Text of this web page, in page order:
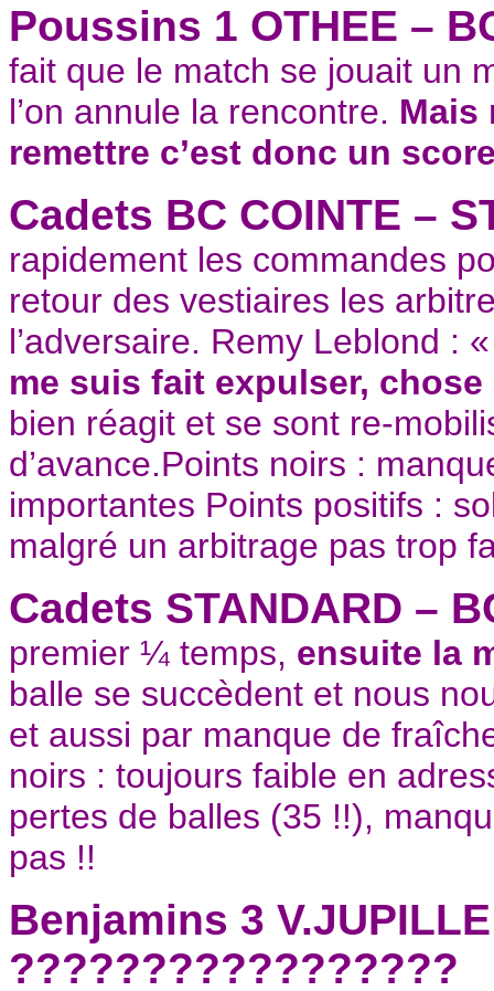
Poussins 1 OTHEE –
fait que le match se jouait un
l’on annule la rencontre. Mais
remettre c’est donc un
Cadets BC COINTE –
rapidement les commandes
retour des vestiaires les
l’adversaire. Remy Leblond :
me suis fait expulser,
bien réagit et se sont re-
d’avance.Points noirs :
importantes Points positifs :
malgré un arbitrage pas trop
Cadets STANDARD –
premier ¼ temps, ensuite la
balle se succèdent et nous
et aussi par manque de
noirs : toujours faible en
pertes de balles (35 !!),
pas !!
Benjamins 3
?????????????????